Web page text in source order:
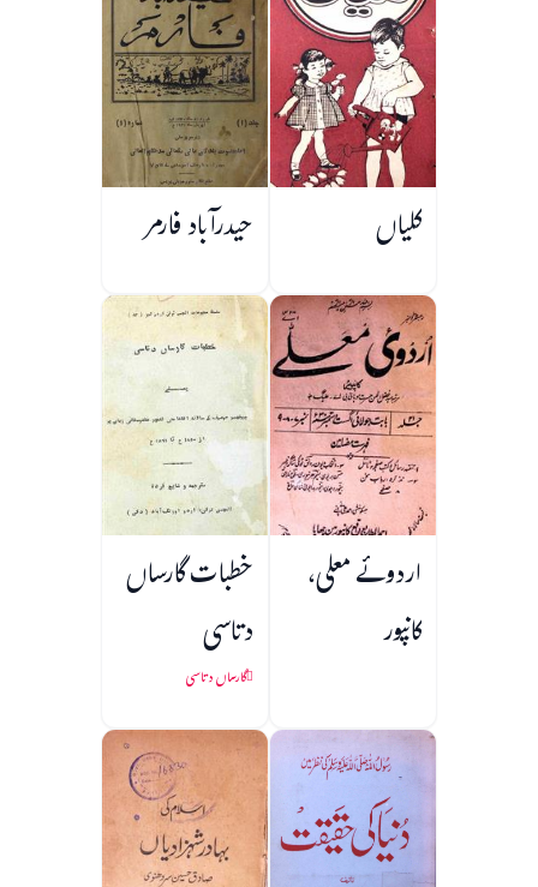
کلیاں حیدرآباد فارمر
اردوئے معلی،
کانپور
خطبات گارساں
دتاسی
گارساں دتاسی